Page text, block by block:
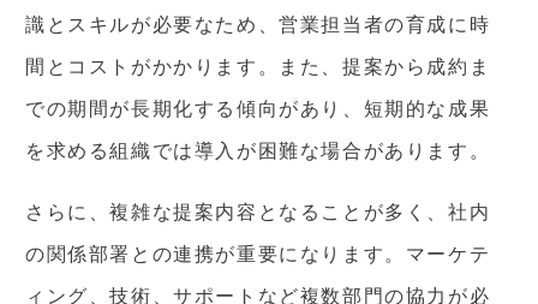
識とスキルが必要なため、営業担当者の育成に時
間とコストがかかります。また、提案から成約ま
での期間が長期化する傾向があり、短期的な成果
を求める組織では導入が困難な場合があります。
さらに、複雑な提案内容となることが多く、社内
の関係部署との連携が重要になります。マーケテ
ィング、技術、サポートなど複数部門の協力が必